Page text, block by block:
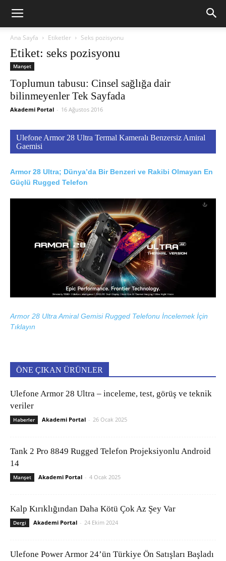
Ana Sayfa Etiketler Seks pozisyonu
Etiket: seks pozisyonu
Manşet
Toplumun tabusu: Cinsel sağlığa dair
bilinmeyenler Tek Sayfada
Akademi Portal - 16 Ağustos 2016
Ulefone Armor 28 Ultra Termal Kameralı Benzersiz Amiral
Gaemisi
Armor 28 Ultra; Dünya’da Bir Benzeri ve Rakibi Olmayan En
Güçlü Rugged Telefon
Armor 28 Ultra Amiral Gemisi Rugged Telefonu İncelemek İçin
Tıklayın
ÖNE ÇIKAN ÜRÜNLER
Ulefone Armor 28 Ultra – inceleme, test, görüş ve teknik
veriler
Haberler Akademi Portal - 26 Ocak 2025
Tank 2 Pro 8849 Rugged Telefon Projeksiyonlu Android
14
Manşet Akademi Portal - 4 Ocak 2025
Kalp Kırıklığından Daha Kötü Çok Az Şey Var
Dergi Akademi Portal - 24 Ekim 2024
Ulefone Power Armor 24’ün Türkiye Ön Satışları Başladı